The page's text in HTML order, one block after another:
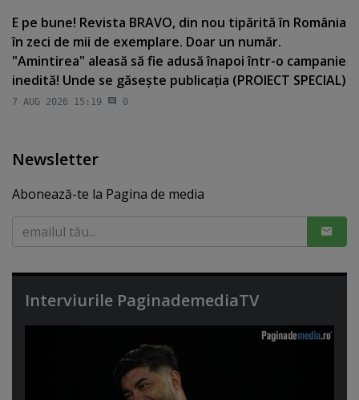
E pe bune! Revista BRAVO, din nou tipărită în România
în zeci de mii de exemplare. Doar un număr.
"Amintirea" aleasă să fie adusă înapoi într-o campanie
inedită! Unde se găseşte publicaţia (PROIECT SPECIAL)
7 AUG 2026 15:19 0
Newsletter
Abonează-te la Pagina de media
Interviurile PaginademediaTV